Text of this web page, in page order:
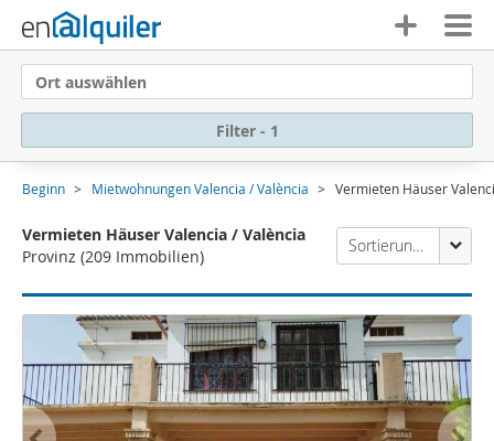
Ort auswählen
Filter - 1
Beginn Mietwohnungen Valencia / València Vermieten Häuser
Vermieten Häuser Valencia / València
Provinz (209 Immobilien)
Sortierung Enalquiler